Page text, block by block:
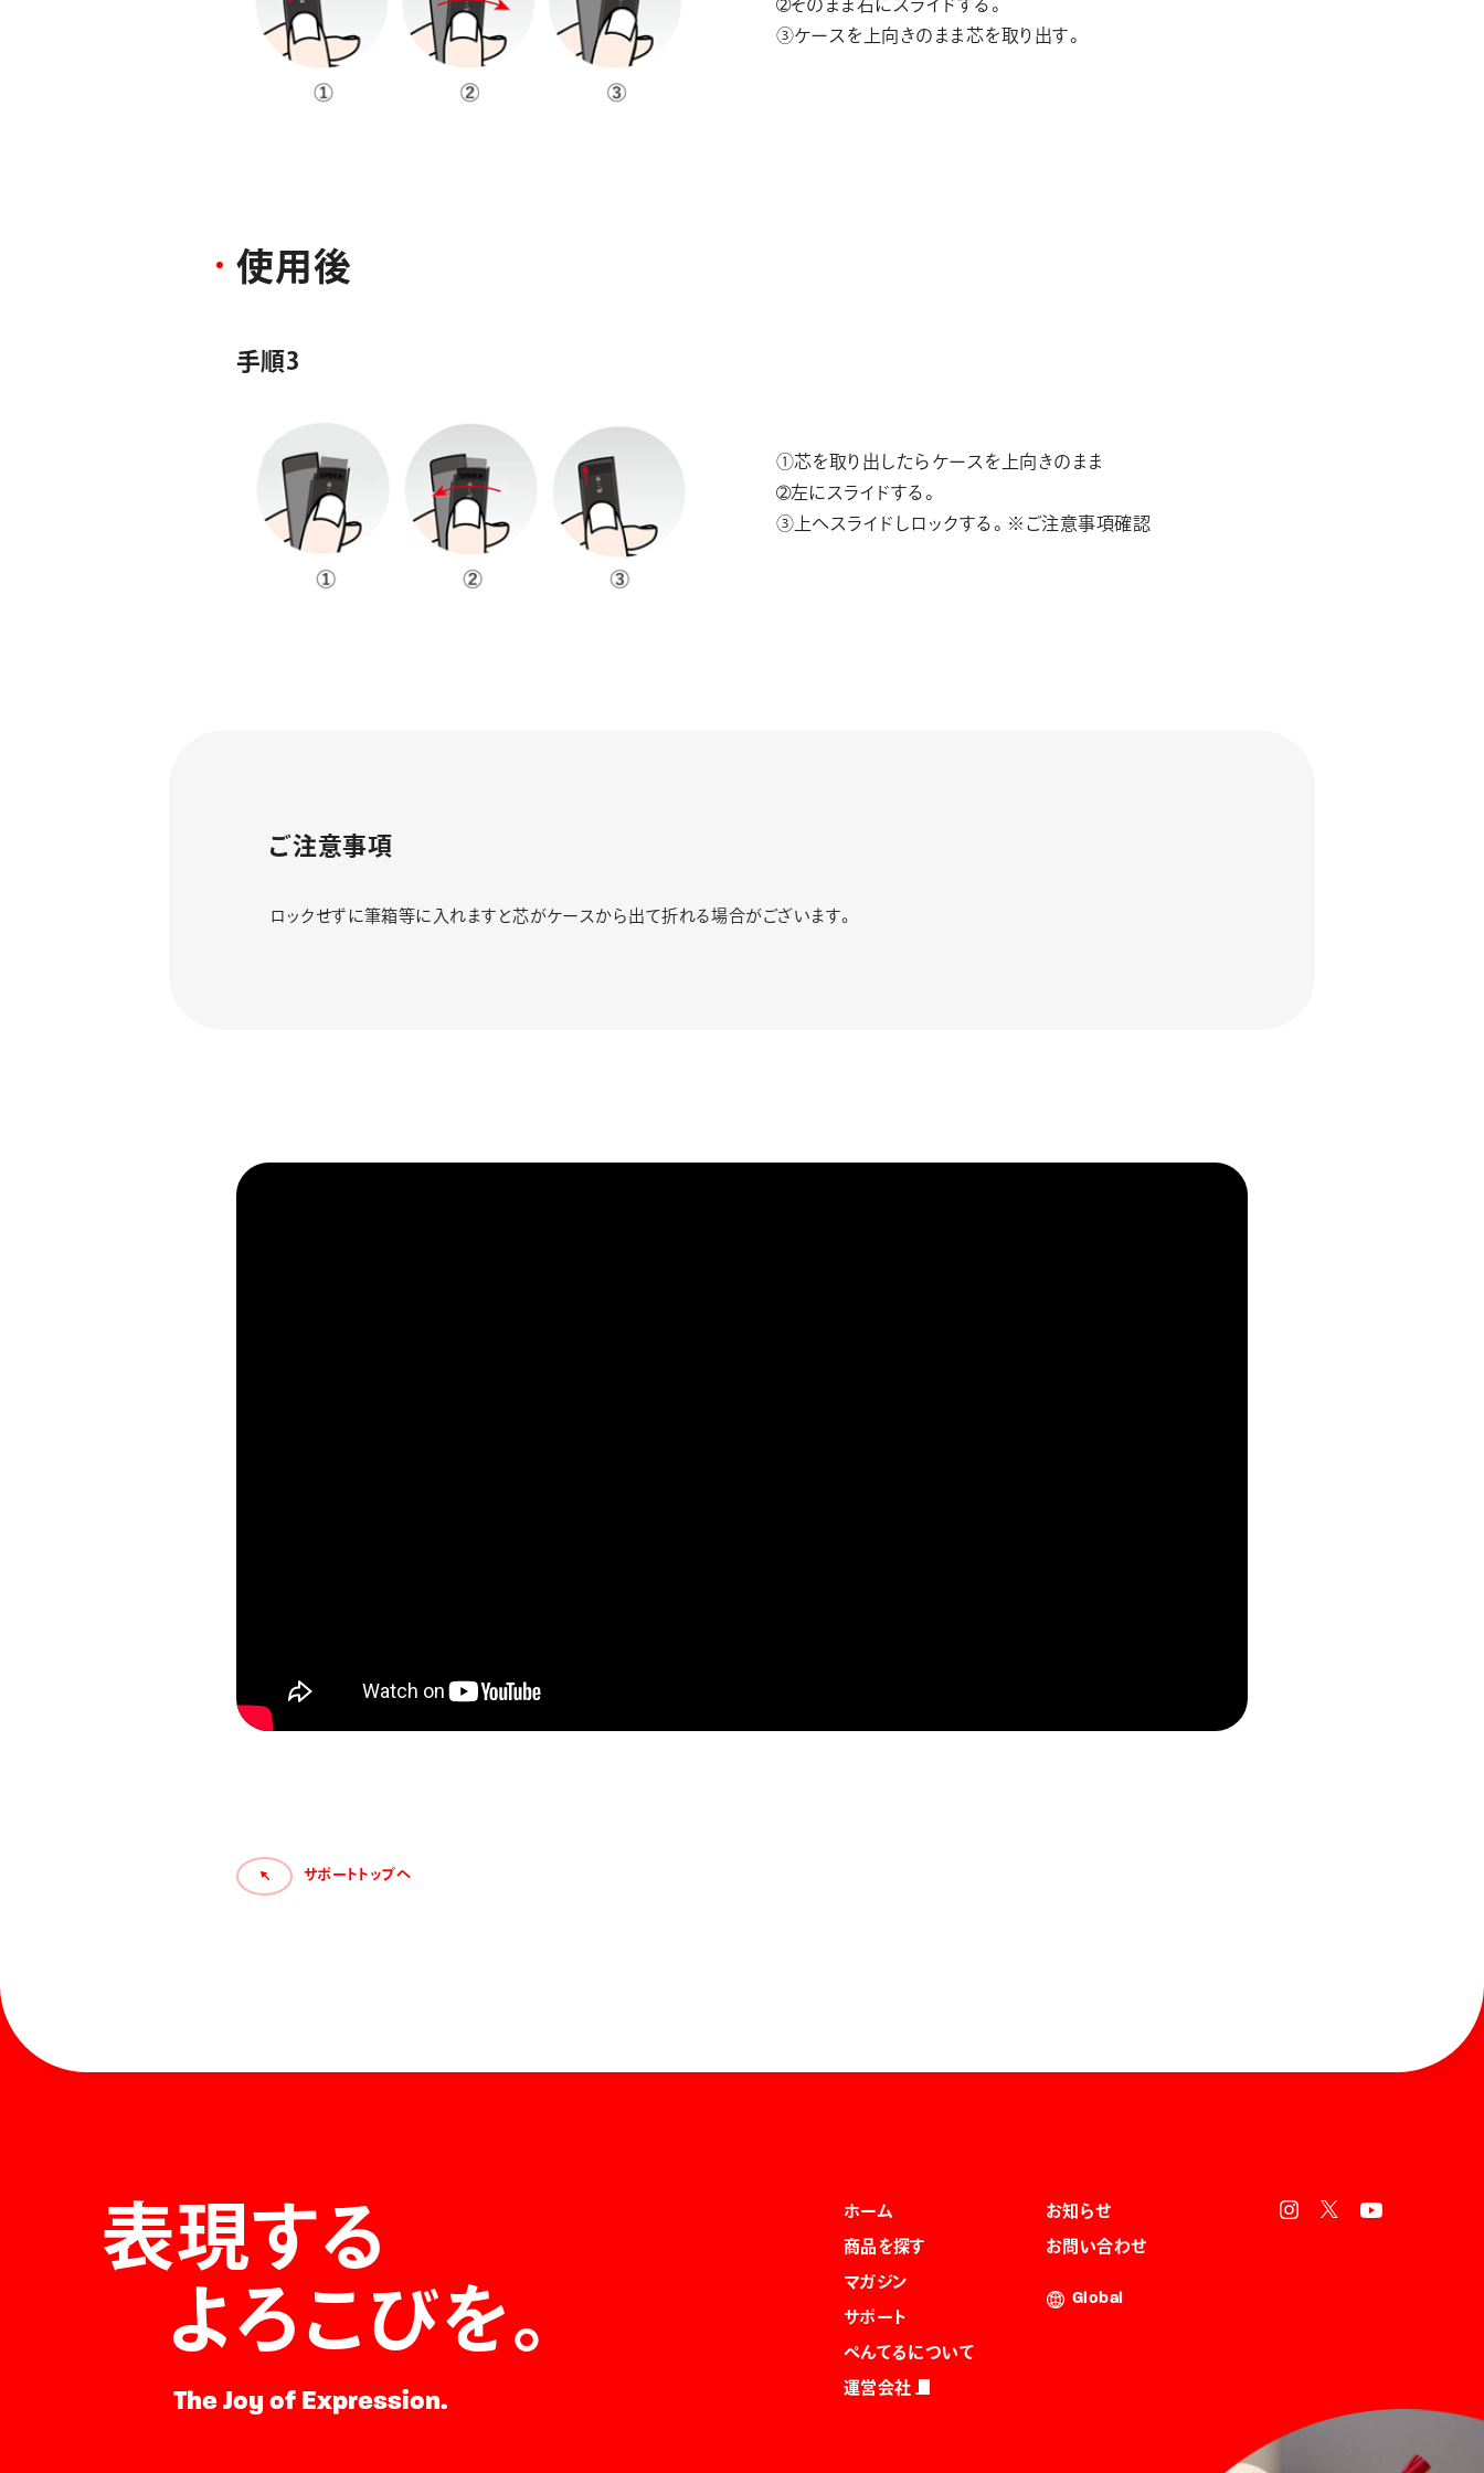
➁そのまま右にスライドする。
③ケースを上向きのまま芯を取り出す。
使用 後
手順3
①芯を取り出したらケースを上向きのまま
➁左にスライドする。
③上へスライドしロックする。※ご注意事項確認
ご注意事項
ロックせずに筆箱等に入れますと芯がケースから出て折れる場合がございます。
サポートトップへ
ホーム
商品を探す
マガジン
サポート
ぺんてるについて
運営会社
お知らせ
お問い合わせ
Global
表現する
よろこびを。
The Joy of Expression.